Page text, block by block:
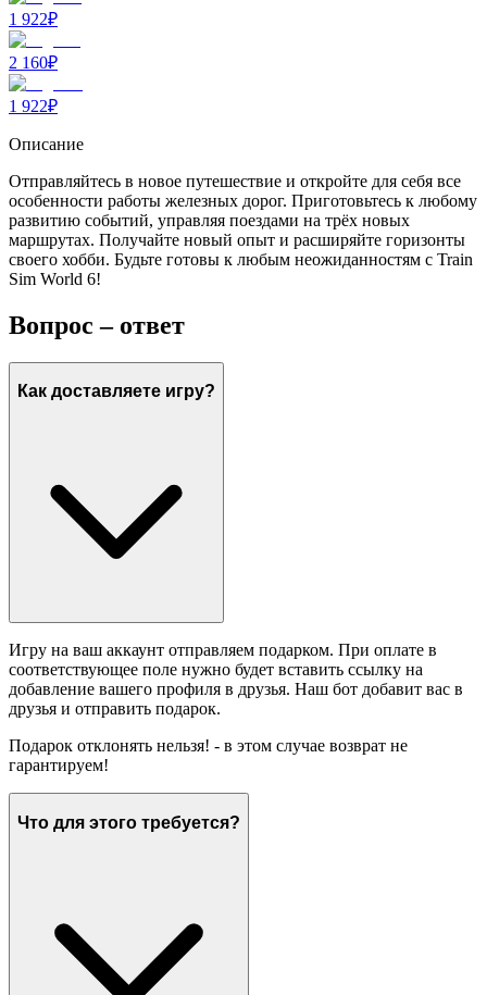
1 922₽
2 160₽
1 922₽
Описание
Отправляйтесь в новое путешествие и откройте для себя все
особенности работы железных дорог. Приготовьтесь к любому
развитию событий, управляя поездами на трёх новых
маршрутах. Получайте новый опыт и расширяйте горизонты
своего хобби. Будьте готовы к любым неожиданностям с Train
Sim World 6!
Вопрос – ответ
Как доставляете игру?
Игру на ваш аккаунт отправляем подарком. При оплате в
соответствующее поле нужно будет вставить ссылку на
добавление вашего профиля в друзья. Наш бот добавит вас в
друзья и отправить подарок.
Подарок отклонять нельзя! - в этом случае возврат не
гарантируем!
Что для этого требуется?